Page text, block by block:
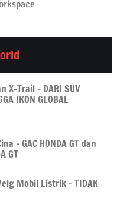
X-Trail – DARI SUV
IKON GLOBAL
– GAC HONDA GT dan
GT
Mobil Listrik – TIDAK